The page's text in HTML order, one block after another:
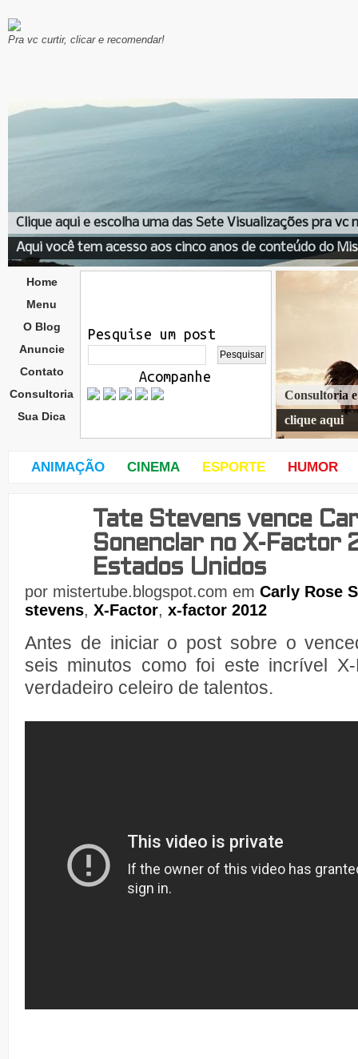
Pra vc curtir, clicar e recomendar!
Clique aqui e escolha uma das Sete Visualizações pra vc
Aqui você tem acesso aos cinco anos de conteúdo do
Home
Menu
O Blog
Anuncie
Contato
Consultoria
Sua Dica
Pesquise um post
Acompanhe
Consultoria
clique aqui
ANIMAÇÃO CINEMA ESPORTE HUMOR
Tate Stevens vence
Sonenclar no X-Factor
Estados Unidos
por mistertube.blogspot.com em Carly Rose
stevens, X-Factor, x-factor 2012
Antes de iniciar o post sobre o
seis minutos como foi este incrível
verdadeiro celeiro de talentos.